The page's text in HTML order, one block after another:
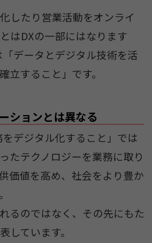
したり営業活動をオンライ
はDXの一部にはなります
データとデジタル技術を活
立すること」です。
ションとは異なる
デジタル化すること」では
たテクノロジーを業務に取り
価値を高め、社会をより豊か
るのではなく、その先にもた
しています。